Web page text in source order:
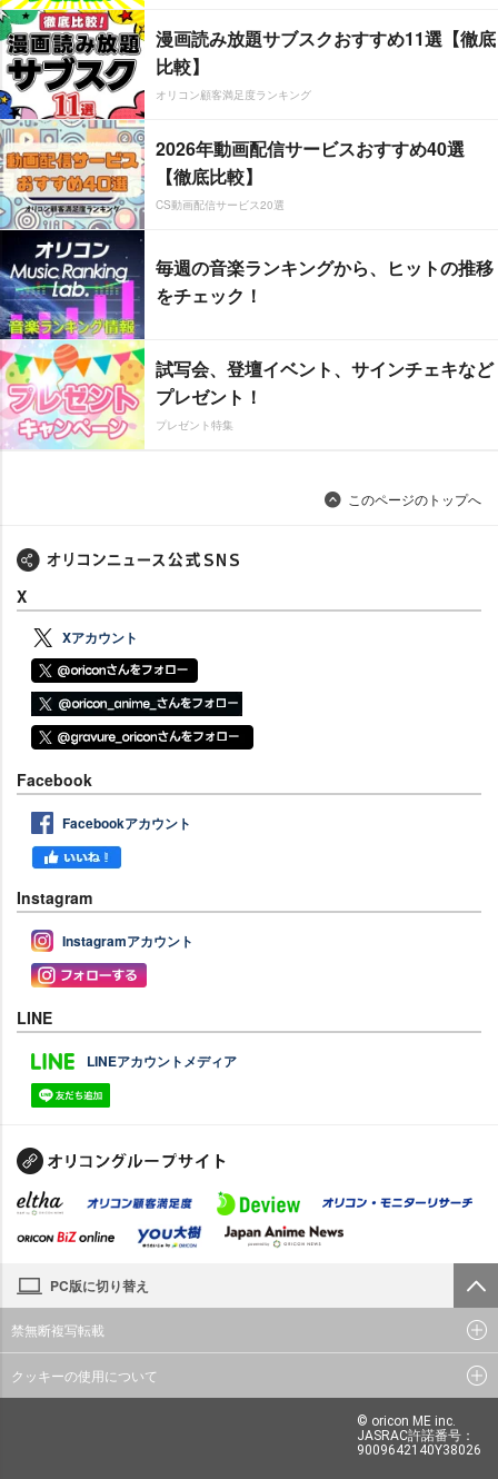
漫画読み放題サブスクおすすめ11選【徹底
比較】
オリコン顧客満足度ランキング
2026年動画配信サービスおすすめ40選
【徹底比較】
CS動画配信サービス20選
毎週の音楽ランキングから、ヒットの推移
をチェック！
試写会、登壇イベント、サインチェキなど
プレゼント！
プレゼント特集
このページのトップへ
X
Xアカウント
Facebook
Facebookアカウント
Instagram
Instagramアカウント
LINE
LINEアカウントメディア
PC版に切り替え
禁無断複写転載
クッキーの使用について
© oricon ME inc.
JASRAC許諾番号：
9009642140Y38026